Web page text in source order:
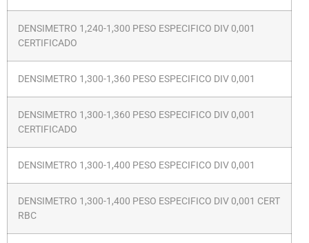
DENSIMETRO 1,240-1,300 PESO ESPECIFICO DIV 0,001
CERTIFICADO
DENSIMETRO 1,300-1,360 PESO ESPECIFICO DIV 0,001
DENSIMETRO 1,300-1,360 PESO ESPECIFICO DIV 0,001
CERTIFICADO
DENSIMETRO 1,300-1,400 PESO ESPECIFICO DIV 0,001
DENSIMETRO 1,300-1,400 PESO ESPECIFICO DIV 0,001 CERT
RBC